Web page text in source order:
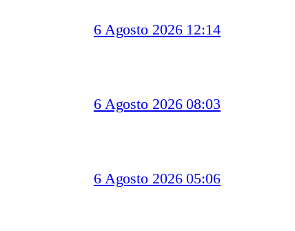
6 Agosto 2026 12:14
6 Agosto 2026 08:03
6 Agosto 2026 05:06